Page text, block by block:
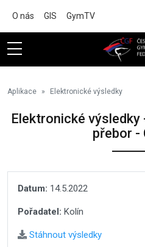
O nás GIS GymTV
Aplikace Elektronické výsledky
Elektronické výsledky
přebor -
Datum: 14.5.2022
Pořadatel: Kolín
Stáhnout výsledky